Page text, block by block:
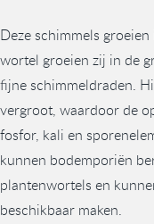
Deze schimmels
wortel groeien zij in de
fijne schimmeldraden.
vergroot, waardoor de
fosfor, kali en
kunnen bodemporiën
plantenwortels en
beschikbaar maken.